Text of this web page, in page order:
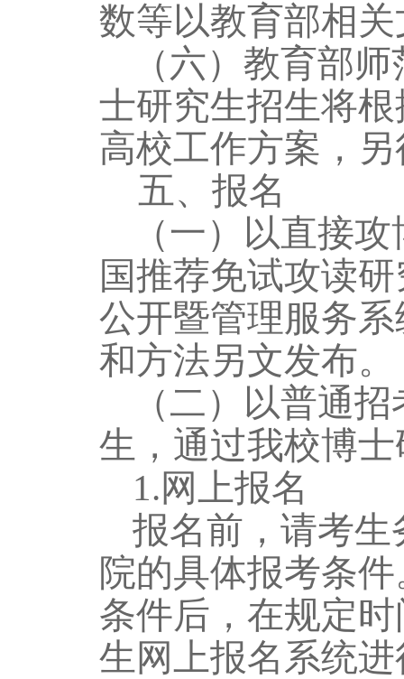
数等以教育部相
（六）教育部
士研究生招生将
高校工作方案，
五、 报名
（一）以直接
国推荐免试攻读
公开暨管理服务
和方法另文发布。
（二）以普通
生，通过我校博
1.网上报名
报名前，请考
院的具体报考条
条件后，在规定
生网上报名系统